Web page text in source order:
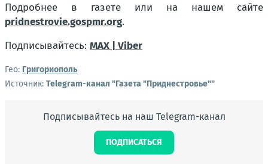
Подробнее в газете или на нашем сайте
pridnestrovie.gospmr.org.
Подписывайтесь: MAX | Viber
Гео: Григориополь
Источник: Telegram-канал "Газета "Приднестровье""
Подписывайтесь на наш Telegram-канал
ПОДПИСАТЬСЯ